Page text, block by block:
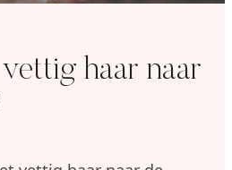
haar naar